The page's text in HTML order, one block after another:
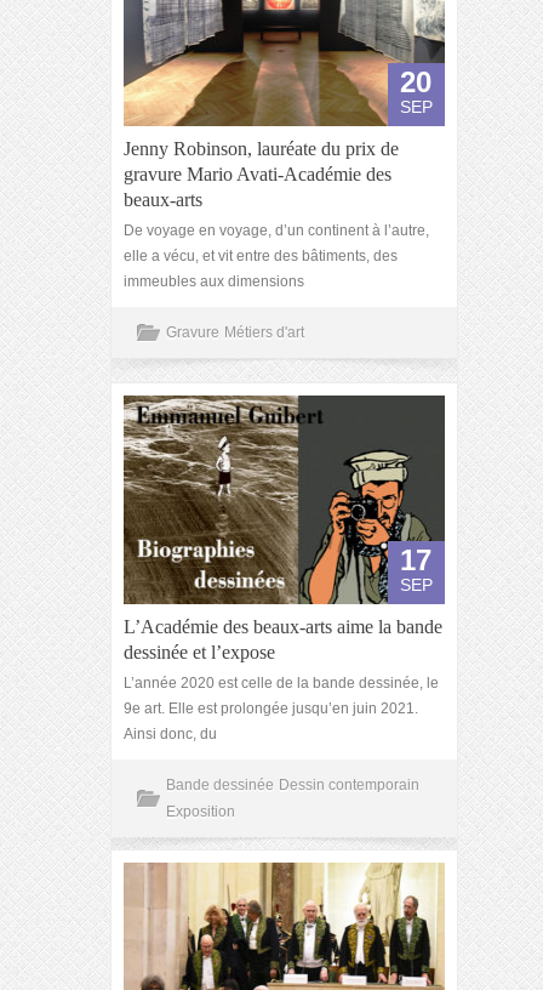
20
SEP
Jenny Robinson, lauréate du prix de
gravure Mario Avati-Académie des
beaux-arts
De voyage en voyage, d’un continent à l’autre,
elle a vécu, et vit entre des bâtiments, des
immeubles aux dimensions
Gravure Métiers d'art
17
SEP
L’Académie des beaux-arts aime la bande
dessinée et l’expose
L’année 2020 est celle de la bande dessinée, le
9e art. Elle est prolongée jusqu’en juin 2021.
Ainsi donc, du
Bande dessinée Dessin contemporain
Exposition